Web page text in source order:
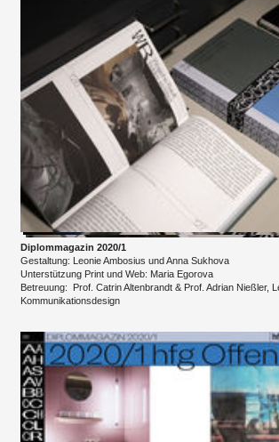
Diplommagazin 2020/1
Gestaltung: Leonie Ambosius und Anna Sukhova
Unterstützung Print und Web: Maria Egorova
Betreuung: Prof. Catrin Altenbrandt & Prof. Adrian Nießler,
Kommunikationsdesign